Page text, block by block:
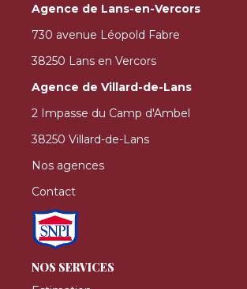
Agence de Lans-en-Vercors
730 avenue Léopold Fabre
38250 Lans en Vercors
Agence de Villard-de-Lans
2 Impasse du Camp d'Ambel
38250 Villard-de-Lans
Nos agences
Contact
NOS SERVICES